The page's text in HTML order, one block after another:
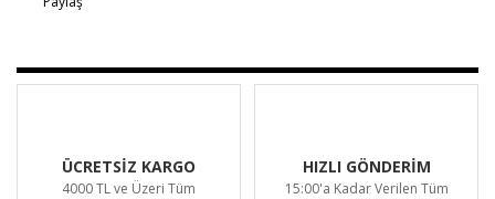
ÜCRETSİZ KARGO
4000 TL ve Üzeri Tüm
HIZLI GÖNDERİM
15:00'a Kadar Verilen Tüm